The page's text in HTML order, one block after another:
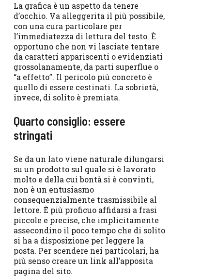
La grafica è un aspetto da tenere
d’occhio. Va alleggerita il più possibile,
con una cura particolare per
l’immediatezza di lettura del testo. È
opportuno che non vi lasciate tentare
da caratteri appariscenti o evidenziati
grossolanamente, da parti superflue o
“a effetto”. Il pericolo più concreto è
quello di essere cestinati. La sobrietà,
invece, di solito è premiata.
Quarto consiglio: essere
stringati
Se da un lato viene naturale dilungarsi
su un prodotto sul quale si è lavorato
molto e della cui bontà si è convinti,
non è un entusiasmo
consequenzialmente trasmissibile al
lettore. È più proficuo affidarsi a frasi
piccole e precise, che implicitamente
assecondino il poco tempo che di solito
si ha a disposizione per leggere la
posta. Per scendere nei particolari, ha
più senso creare un link all’apposita
pagina del sito.